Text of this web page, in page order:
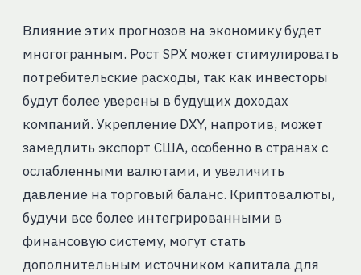
Влияние этих прогнозов на экономику будет
многогранным. Рост SPX может стимулировать
потребительские расходы, так как инвесторы
будут более уверены в будущих доходах
компаний. Укрепление DXY, напротив, может
замедлить экспорт США, особенно в странах с
ослабленными валютами, и увеличить
давление на торговый баланс. Криптовалюты,
будучи все более интегрированными в
финансовую систему, могут стать
дополнительным источником капитала для